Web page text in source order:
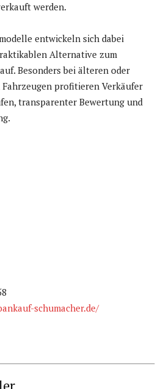
werden.
entwickeln sich dabei
Alternative zum
Besonders bei älteren oder
profitieren Verkäufer
transparenter Bewertung und
schumacher.de/